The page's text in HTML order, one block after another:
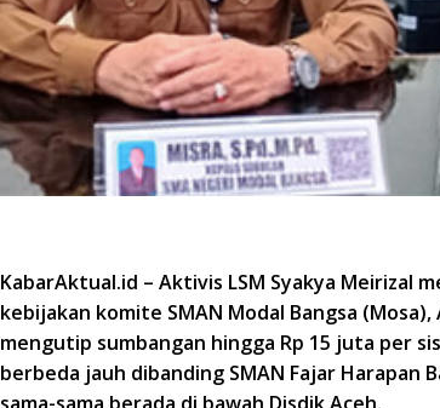
KabarAktual.id – Aktivis LSM Syakya Meirizal
kebijakan komite SMAN Modal Bangsa (Mosa),
mengutip sumbangan hingga Rp 15 juta per
berbeda jauh dibanding SMAN Fajar Harapan